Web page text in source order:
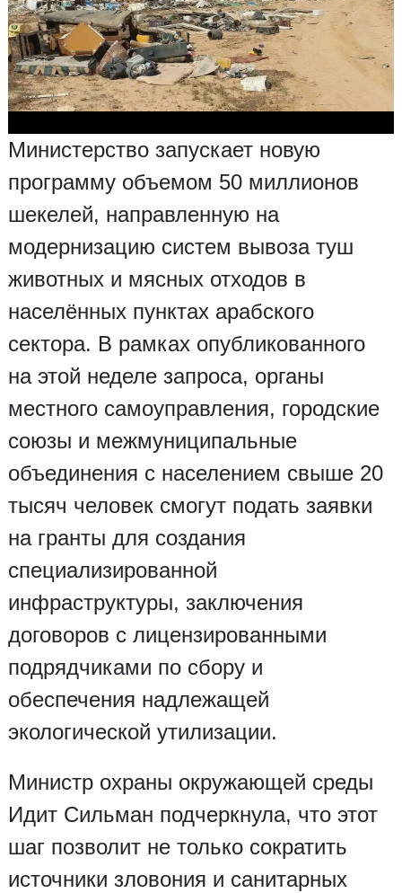
Министерство запускает новую
программу объемом 50 миллионов
шекелей, направленную на
модернизацию систем вывоза туш
животных и мясных отходов в
населённых пунктах арабского
сектора. В рамках опубликованного
на этой неделе запроса, органы
местного самоуправления, городские
союзы и межмуниципальные
объединения с населением свыше 20
тысяч человек смогут подать заявки
на гранты для создания
специализированной
инфраструктуры, заключения
договоров с лицензированными
подрядчиками по сбору и
обеспечения надлежащей
экологической утилизации.
Министр охраны окружающей среды
Идит Сильман подчеркнула, что этот
шаг позволит не только сократить
источники зловония и санитарных